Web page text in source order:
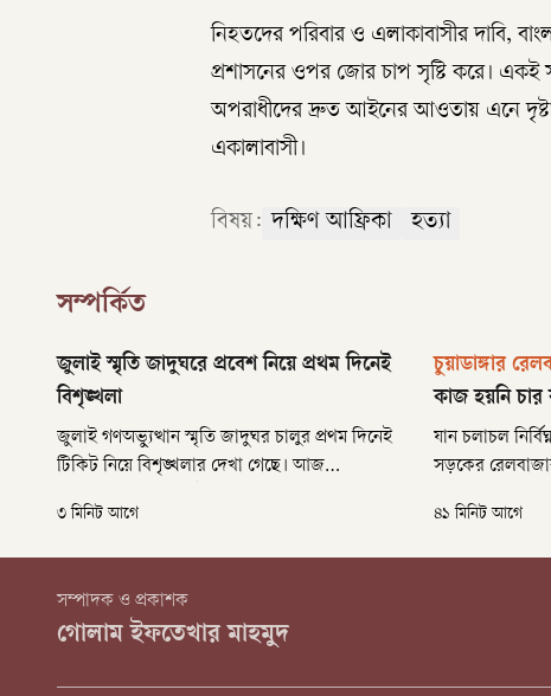
নিহতদের পরিবার ও এলাকাবাসীর দাবি,
প্রশাসনের ওপর জোর চাপ সৃষ্টি করে। একই
অপরাধীদের দ্রুত আইনের আওতায় এনে
একালাবাসী।
বিষয়: দক্ষিণ আফ্রিকা হত্যা
সম্পর্কিত
জুলাই স্মৃতি জাদুঘরে প্রবেশ নিয়ে প্রথম দিনেই
বিশৃঙ্খলা
জুলাই গণঅভ্যুত্থান স্মৃতি জাদুঘর চালুর প্রথম দিনেই
টিকিট নিয়ে বিশৃঙ্খলার দেখা গেছে। আজ
উন্মুক্ত হলেও টিকিট জটিলতায় দীর্ঘ অপেক্ষায়ও
৩ মিনিট আগে
চুয়াডাঙ্গার
কাজ হয়নি
যান চলাচল
সড়কের
কাজ শেষ হওয়ার
প্রকল্পই উল্টো
৪১ মিনিট আগে
সম্পাদক ও প্রকাশক
গোলাম ইফতেখার মাহমুদ